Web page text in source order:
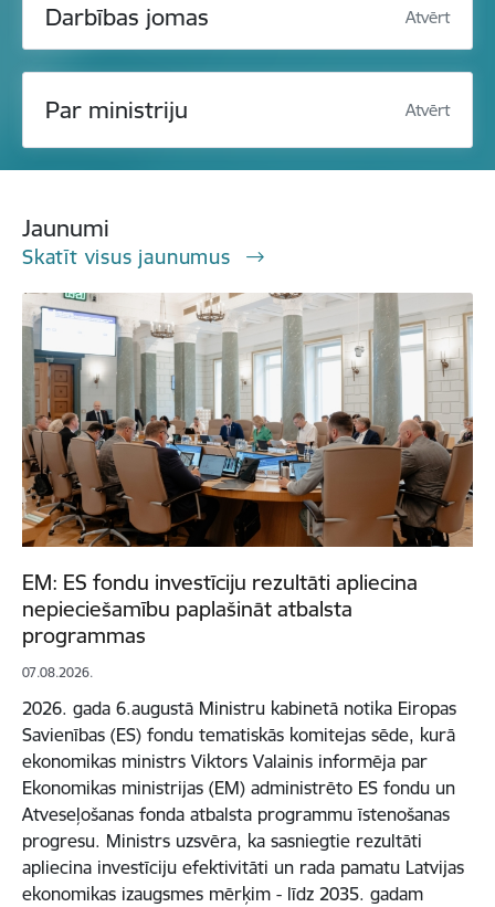
Darbības jomas Atvērt
Par ministriju Atvērt
Jaunumi
Skatīt visus jaunumus
EM: ES fondu investīciju rezultāti apliecina
nepieciešamību paplašināt atbalsta
programmas
07.08.2026.
2026. gada 6.augustā Ministru kabinetā notika Eiropas
Savienības (ES) fondu tematiskās komitejas sēde, kurā
ekonomikas ministrs Viktors Valainis informēja par
Ekonomikas ministrijas (EM) administrēto ES fondu un
Atveseļošanas fonda atbalsta programmu īstenošanas
progresu. Ministrs uzsvēra, ka sasniegtie rezultāti
apliecina investīciju efektivitāti un rada pamatu Latvijas
ekonomikas izaugsmes mērķim - līdz 2035. gadam